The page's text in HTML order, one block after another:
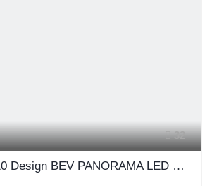
32
Leapmotor C 10 Design BEV PANORAMA LED NAVI PILOT